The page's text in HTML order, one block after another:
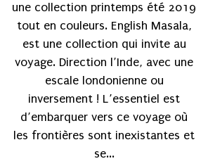
une collection printemps été 2019
tout en couleurs. English Masala,
est une collection qui invite au
voyage. Direction l’Inde, avec une
escale londonienne ou
inversement ! L’essentiel est
d’embarquer vers ce voyage où
les frontières sont inexistantes et
se...